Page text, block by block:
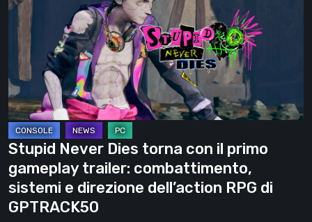
torna
con
primo
gameplay
trailer:
combattimento,
sistemi
e
direzione
dell’action
Stupid Never Dies torna con il primo
gameplay trailer: combattimento,
sistemi e direzione dell’action RPG di
GPTRACK50